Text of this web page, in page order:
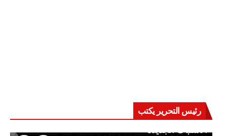
رئيس التحرير يكتب
حرب على العقول.. حادثة دمياط تكشف قواعد
الاشتباك الجديدة